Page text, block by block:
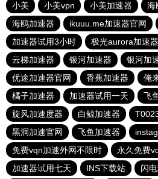
小美
小美vpn 小美加速器 海
海鸥加速器
ikuuu.me加速器官网
加速器试用3小时
极光aurora加速器
云梯加速器
银河加速器 银河加
优途加速器官网
香蕉加速器 俺
橘子加速器
加速器试用一天 飞
旋风加速度器
白鲸加速器
黑洞加速官网
飞鱼加速器
免费vqn加速外网不限时
永久免费
加速器试用七天
INS下载站 闪